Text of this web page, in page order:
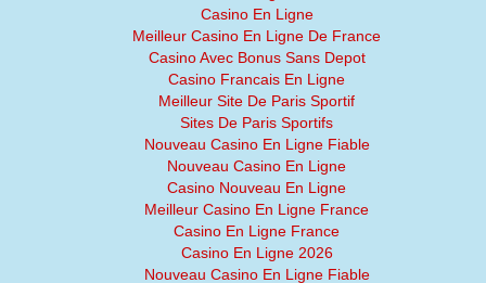
Casino En Ligne
Meilleur Casino En Ligne De France
Casino Avec Bonus Sans Depot
Casino Francais En Ligne
Meilleur Site De Paris Sportif
Sites De Paris Sportifs
Nouveau Casino En Ligne Fiable
Nouveau Casino En Ligne
Casino Nouveau En Ligne
Meilleur Casino En Ligne France
Casino En Ligne France
Casino En Ligne 2026
Nouveau Casino En Ligne Fiable